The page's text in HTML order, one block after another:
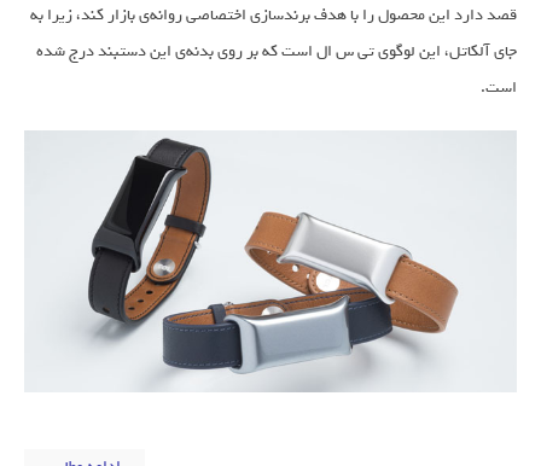
قصد دارد این محصول را با هدف برندسازی اختصاصی روانه‌ی بازار کند، زیرا به
جای آلکاتل، این لوگوی تی س ال است که بر روی بدنه‌ی این دستبند درج شده
است.